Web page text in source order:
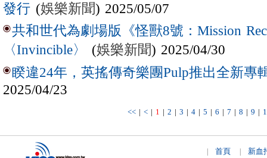
發行 (娛樂新聞) 2025/05/07
共和世代為劇場版《怪獸8號：Mission
〈Invincible〉
(娛樂新聞) 2025/04/30
睽違24年，英搖傳奇樂團Pulp推出全新專
2025/04/23
<<| <| 1 | 2 | 3 | 4| 5 | 6 | 7 | 8 | 9 |
首頁 新血